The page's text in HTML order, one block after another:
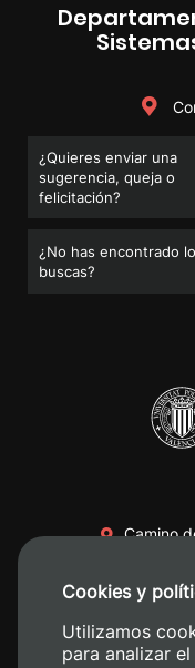
¿Quieres enviar una
sugerencia, queja o
felicitación?
¿No has encontrado
buscas?
Camino
Cookies y
Utilizamos
para analizar